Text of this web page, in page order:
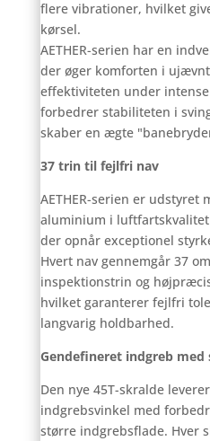
flere vibrationer, hvilket
kørsel.
AETHER-serien har en
der øger komforten i
effektiviteten under
forbedrer stabiliteten i
skaber en ægte
37 trin til fejlfri nav
AETHER-serien er udstyret
aluminium i
der opnår exceptionel
Hvert nav gennemgår 37
inspektionstrin og
hvilket garanterer fejlfri
langvarig holdbarhed.
Gendefineret indgreb med
Den nye 45T-skralde
indgrebsvinkel med
større indgrebsflade. Hver